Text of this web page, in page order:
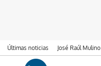
Últimas noticias José Raúl Mulino
Ir al contenido